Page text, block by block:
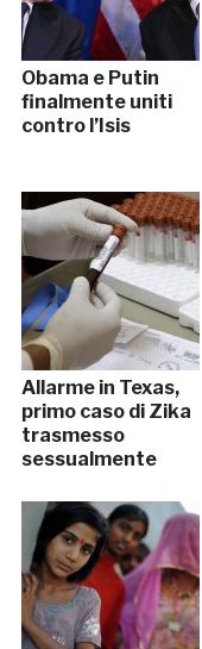
Obama e Putin
finalmente uniti
contro l’Isis
Allarme in Texas,
primo caso di Zika
trasmesso
sessualmente